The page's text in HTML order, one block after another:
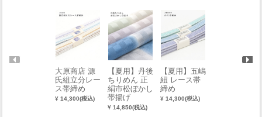
大原商店 源
氏組立分レー
ス帯締め
¥ 14,300(税込)
【夏用】丹後
ちりめん 正
絹市松ぼかし
帯揚げ
¥ 14,850(税込)
【夏用】五嶋
紐 レース帯
締め
¥ 14,300(税込)